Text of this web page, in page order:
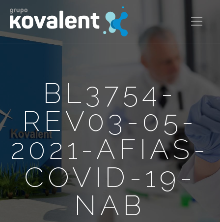
BL3754-
REV03-05-
2021-AFIAS-
COVID-19-
NAB